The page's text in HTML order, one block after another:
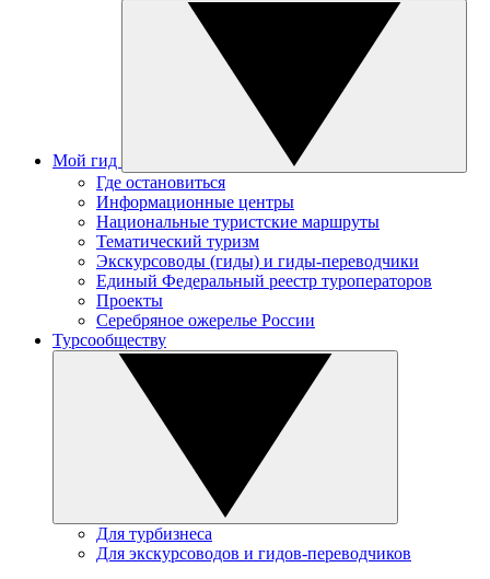
Мой гид
Где остановиться
Информационные центры
Национальные туристские маршруты
Тематический туризм
Экскурсоводы (гиды) и гиды-переводчики
Единый Федеральный реестр туроператоров
Проекты
Серебряное ожерелье России
Турсообществу
Для турбизнеса
Для экскурсоводов и гидов-переводчиков